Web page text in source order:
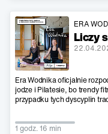
ERA
Liczy
Era Wodnika oficjalnie
jodze i Pilatesie, bo trendy
przypadku tych dyscyplin
1 godz. 16 min